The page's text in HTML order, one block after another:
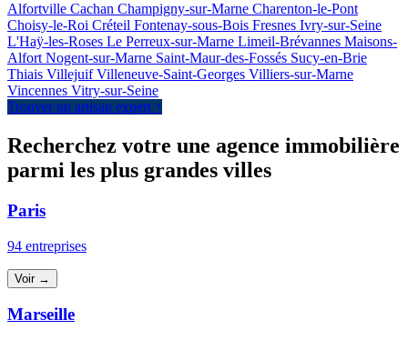
Alfortville Cachan Champigny-sur-Marne Charenton-le-Pont
Choisy-le-Roi Créteil Fontenay-sous-Bois Fresnes Ivry-sur-Seine
L'Haÿ-les-Roses Le Perreux-sur-Marne Limeil-Brévannes Maisons-
Alfort Nogent-sur-Marne Saint-Maur-des-Fossés Sucy-en-Brie
Thiais VillejuifVilleneuve-Saint-Georges Villiers-sur-Marne
Vincennes Vitry-sur-Seine
Trouver un artisan expert ↑
Recherchez votre une agence immobilière
parmi les plus grandes villes
Paris
94 entreprises
Voir →
Marseille